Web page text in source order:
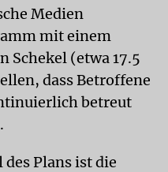
Medien
mit einem
Schekel (etwa 17.5
dass Betroffene
betreut
Plans ist die